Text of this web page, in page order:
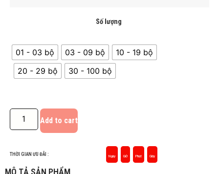
Số lượng
01 - 03 bộ 03 - 09 bộ
10 - 19 bộ
20 - 29 bộ
30 - 100 bộ
Add to cart
THỜI GIAN ƯU ĐÃI : Ngày Giờ Phút Giây
MÔ TẢ SẢN PHẨM